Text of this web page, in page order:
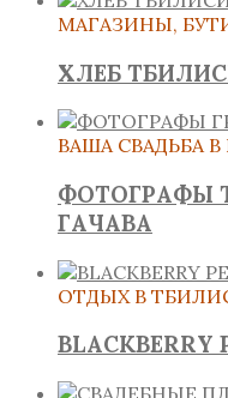
МАГАЗИНЫ,
ХЛЕБ
ВАША СВАДЬБА В
ФОТОГРАФЫ
ГАЧАВА
ОТДЫХ В